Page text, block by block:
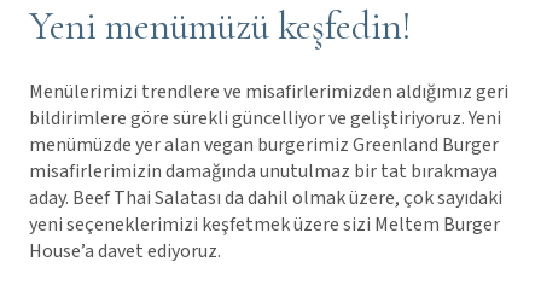
Yeni menümüzü keşfedin!
Menülerimizi trendlere ve misafirlerimizden aldığımız geri
bildirimlere göre sürekli güncelliyor ve geliştiriyoruz. Yeni
menümüzde yer alan vegan burgerimiz Greenland Burger
misafirlerimizin damağında unutulmaz bir tat bırakmaya
aday. Beef Thai Salatası da dahil olmak üzere, çok sayıdaki
yeni seçeneklerimizi keşfetmek üzere sizi Meltem Burger
House’a davet ediyoruz.